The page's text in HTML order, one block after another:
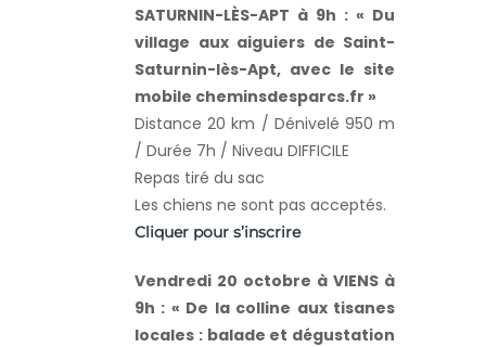
SATURNIN-LÈS-APT à 9h : « Du
village aux aiguiers de Saint-
Saturnin-lès-Apt, avec le site
mobile cheminsdesparcs.fr »
Distance 20 km / Dénivelé 950 m
/ Durée 7h / Niveau DIFFICILE
Repas tiré du sac
Les chiens ne sont pas acceptés.
Cliquer pour s’inscrire
Vendredi 20 octobre à VIENS à
9h : « De la colline aux tisanes
locales : balade et dégustation